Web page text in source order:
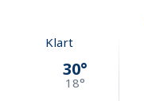
Klart
30°
18°